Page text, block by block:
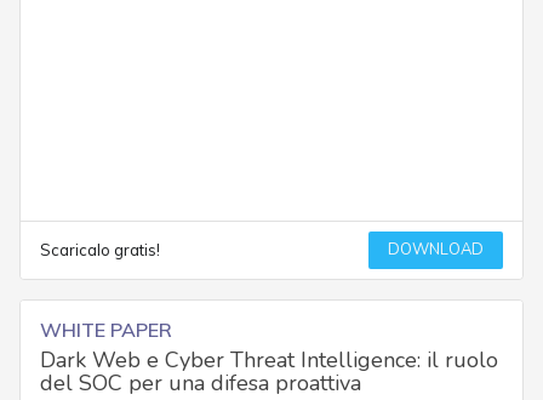
Scaricalo gratis! DOWNLOAD
WHITE PAPER
Dark Web e Cyber Threat Intelligence: il ruolo
del SOC per una difesa proattiva